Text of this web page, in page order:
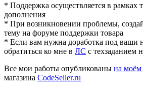
* Поддержка осуществляется в рамках
дополнения
* При возникновении проблемы,
тему на форуме поддержки товара
* Если вам нужна доработка под
обратиться ко мне в ЛС с техзаданием
Все мои работы опубликованы на моём
магазина CodeSeller.ru